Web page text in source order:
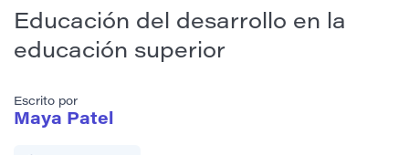
Educación del desarrollo en la
educación superior
Escrito por
Maya Patel